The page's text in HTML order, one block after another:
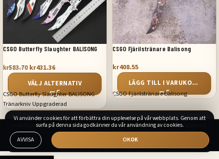
CSGO Butterfly Slaughter BALISONG
kr583.70 kr431.36
VÄLJ ALTERNATIV
CSGO Butterfly Slaughter BALISONG
Tränarkniv Uppgraderad
CSGO Fjärilstränare Balisong
kr408.55
LÄGG TILL I VARUKORG
CSGO Fjärilstränare Balisong
stilettkniv.se2026. Svensk detaljhandel med tydligare support och butiksvägledning.
Vi använder cookies för att förbättra din upplevelse på vår webbplats. Genom att
surfa på denna sida godkänner du vår användning av cookies.
AVVISA
OK